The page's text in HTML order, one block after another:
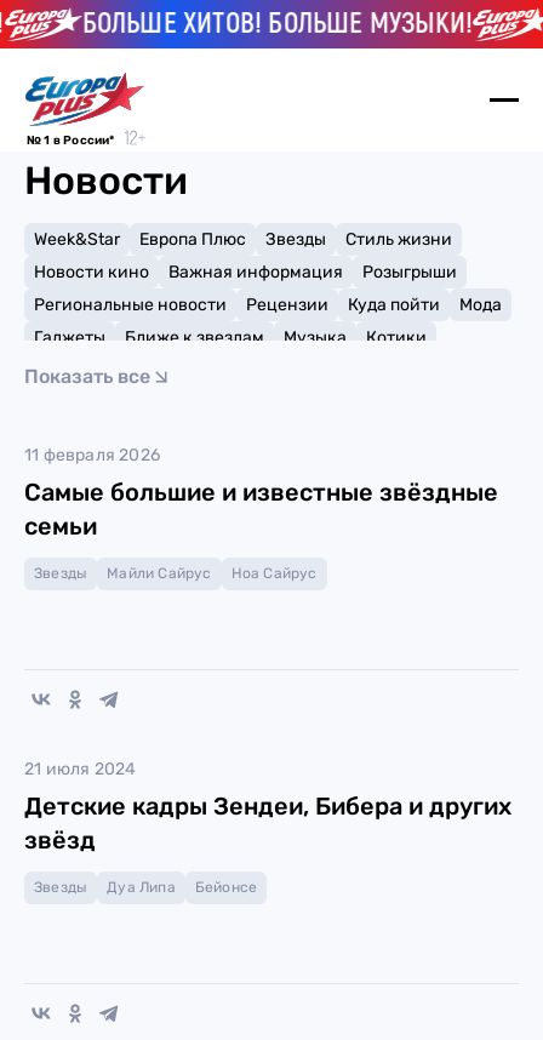
БОЛЬШЕ ХИТОВ! БОЛЬШЕ МУЗЫКИ!
№ 1 в России*
Новости
Week&Star Европа Плюс Звезды
Стиль жизни
Новости кино
Важная информация
Розыгрыши
Региональные новости
Рецензии Куда пойти
Мода
Гаджеты
Ближе к звездам Музыка
Котики
Мемы и тренды
Показать все
11 февраля 2026
Самые большие и известные звёздные
семьи
Звезды Майли Сайрус Ноа Сайрус
21 июля 2024
Детские кадры Зендеи, Бибера и других
звёзд
Звезды Дуа Липа Бейонсе